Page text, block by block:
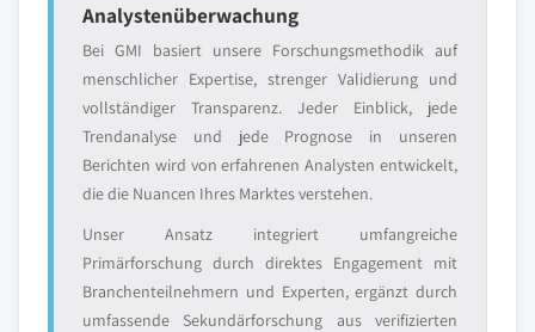
Analystenüberwachung
Bei GMI basiert unsere Forschungsmethodik auf
menschlicher Expertise, strenger Validierung und
vollständiger Transparenz. Jeder Einblick, jede
Trendanalyse und jede Prognose in unseren
Berichten wird von erfahrenen Analysten entwickelt,
die die Nuancen Ihres Marktes verstehen.
Unser Ansatz integriert umfangreiche
Primärforschung durch direktes Engagement mit
Branchenteilnehmern und Experten, ergänzt durch
umfassende Sekundärforschung aus verifizierten